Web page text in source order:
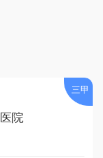
院
三甲